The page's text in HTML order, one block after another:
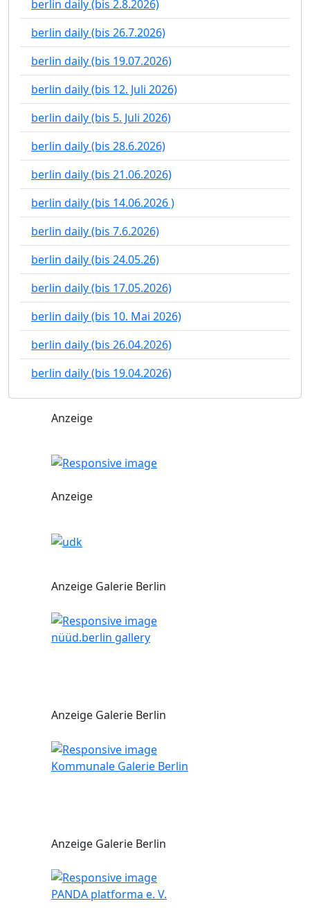
berlin daily (bis 2.8.2026)
berlin daily (bis 26.7.2026)
berlin daily (bis 19.07.2026)
berlin daily (bis 12. Juli 2026)
berlin daily (bis 5. Juli 2026)
berlin daily (bis 28.6.2026)
berlin daily (bis 21.06.2026)
berlin daily (bis 14.06.2026 )
berlin daily (bis 7.6.2026)
berlin daily (bis 24.05.26)
berlin daily (bis 17.05.2026)
berlin daily (bis 10. Mai 2026)
berlin daily (bis 26.04.2026)
berlin daily (bis 19.04.2026)
Anzeige
Anzeige
Anzeige Galerie Berlin
nüüd.berlin gallery
Anzeige Galerie Berlin
Kommunale Galerie Berlin
Anzeige Galerie Berlin
PANDA platforma e. V.